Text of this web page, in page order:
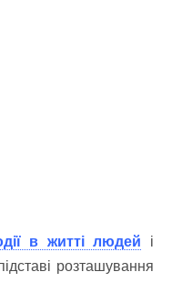
в житті людей і
розташування